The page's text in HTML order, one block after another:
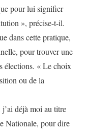
pour lui signifier
», précise-t-il.
dans cette pratique,
pour trouver une
élections. « Le choix
ou de la
déjà moi au titre
Nationale, pour dire